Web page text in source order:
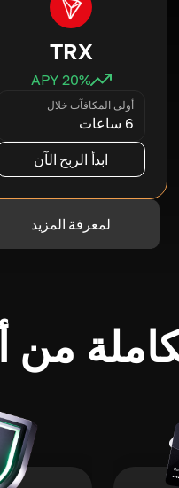
TRX
20% APY
أولى المكافآت خلال
6 ساعات
ابدأ الربح الآن
لمعرفة المزيد
من